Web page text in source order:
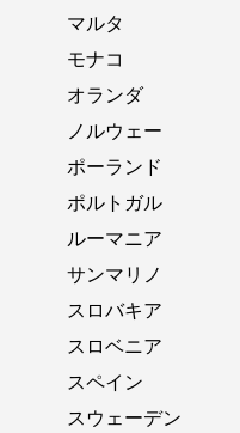
マルタ
モナコ
オランダ
ノルウェー
ポーランド
ポルトガル
ルーマニア
サンマリノ
スロバキア
スロベニア
スペイン
スウェーデン